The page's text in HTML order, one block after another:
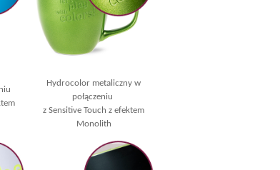
Hydrocolor metaliczny w
połączeniu
z Sensitive Touch z efektem
Monolith